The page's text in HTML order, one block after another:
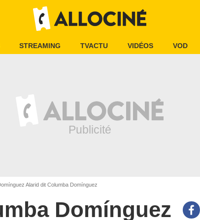
STREAMING TVACTU VIDÉOS VOD
Alarid dit Columba Domínguez
Domínguez